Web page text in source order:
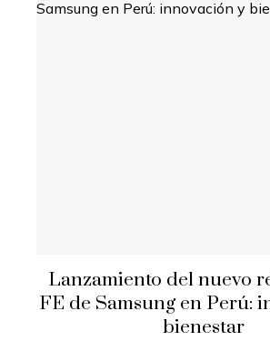
Lanzamiento del nuevo
FE de Samsung en Perú:
bienestar